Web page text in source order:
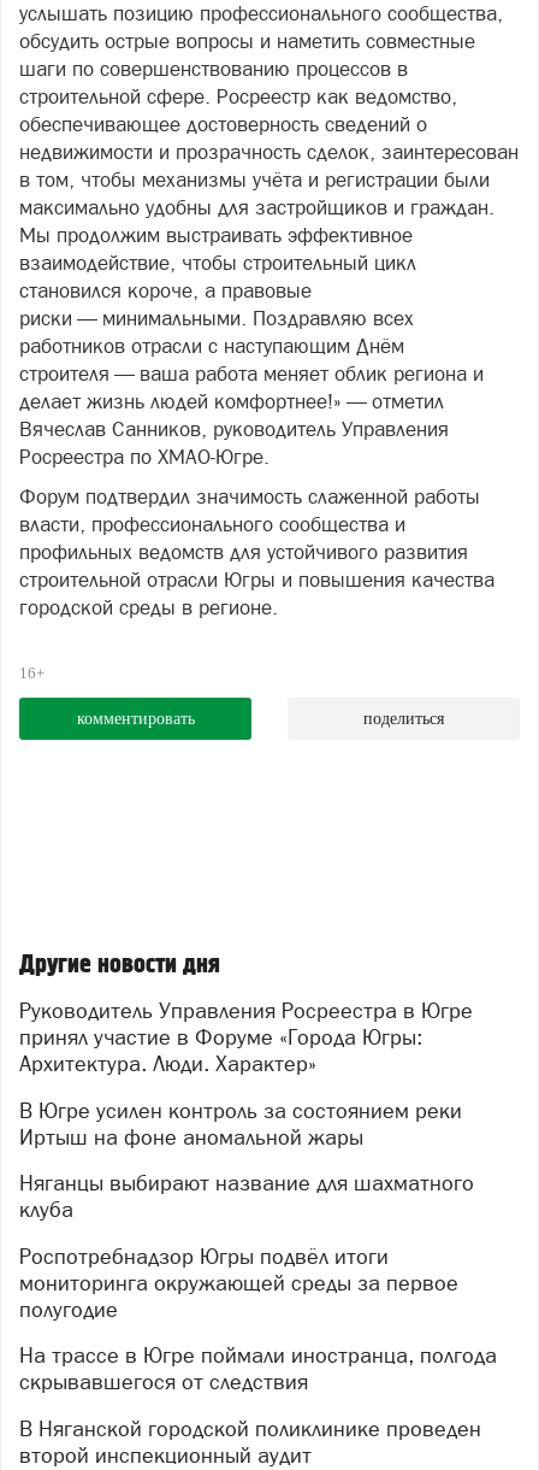
услышать позицию профессионального сообщества,
обсудить острые вопросы и наметить совместные
шаги по совершенствованию процессов в
строительной сфере. Росреестр как ведомство,
обеспечивающее достоверность сведений о
недвижимости и прозрачность сделок, заинтересован
в том, чтобы механизмы учёта и регистрации были
максимально удобны для застройщиков и граждан.
Мы продолжим выстраивать эффективное
взаимодействие, чтобы строительный цикл
становился короче, а правовые
риски — минимальными. Поздравляю всех
работников отрасли с наступающим Днём
строителя — ваша работа меняет облик региона и
делает жизнь людей комфортнее!» — отметил
Вячеслав Санников, руководитель Управления
Росреестра по ХМАО‑Югре.
Форум подтвердил значимость слаженной работы
власти, профессионального сообщества и
профильных ведомств для устойчивого развития
строительной отрасли Югры и повышения качества
городской среды в регионе.
16+
комментировать поделиться
Другие новости дня
Руководитель Управления Росреестра в Югре
принял участие в Форуме «Города Югры:
Архитектура. Люди. Характер»
В Югре усилен контроль за состоянием реки
Иртыш на фоне аномальной жары
Няганцы выбирают название для шахматного
клуба
Роспотребнадзор Югры подвёл итоги
мониторинга окружающей среды за первое
полугодие
На трассе в Югре поймали иностранца, полгода
скрывавшегося от следствия
В Няганской городской поликлинике проведен
второй инспекционный аудит